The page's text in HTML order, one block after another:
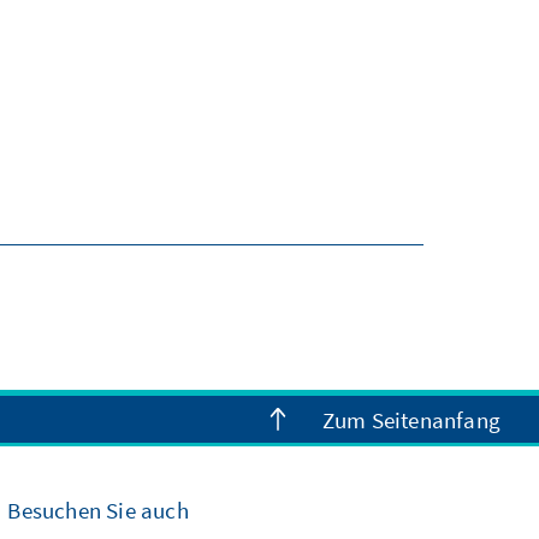
Zum Seitenanfang
Besuchen Sie auch